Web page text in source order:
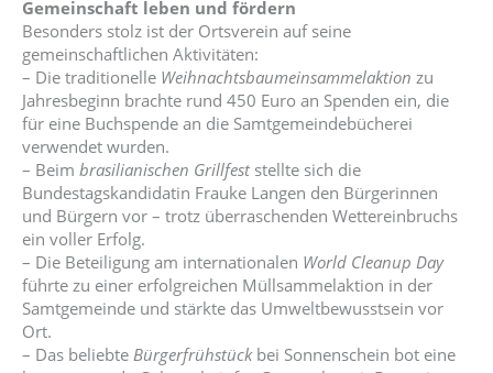
Gemeinschaft leben und fördern
Besonders stolz ist der Ortsverein auf seine
gemeinschaftlichen Aktivitäten:
– Die traditionelle Weihnachtsbaumeinsammelaktion zu
Jahresbeginn brachte rund 450 Euro an Spenden ein, die
für eine Buchspende an die Samtgemeindebücherei
verwendet wurden.
– Beim brasilianischen Grillfeststellte sich die
Bundestagskandidatin Frauke Langen den Bürgerinnen
und Bürgern vor – trotz überraschenden Wettereinbruchs
ein voller Erfolg.
– Die Beteiligung am internationalen World Cleanup Day
führte zu einer erfolgreichen Müllsammelaktion in der
Samtgemeinde und stärkte das Umweltbewusstsein vor
Ort.
– Das beliebte Bürgerfrühstückbei Sonnenschein bot eine